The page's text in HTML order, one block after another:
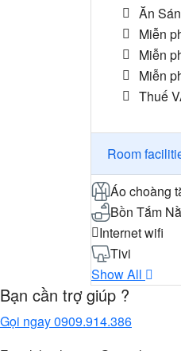
Ăn
Miễn
Miễn
Miễn
Thuế
Room
Áo choàng
Bồn Tắm
Internet wifi
Tivi
Show All
Bạn cần trợ giúp ?
Gọi ngay0909.914.386